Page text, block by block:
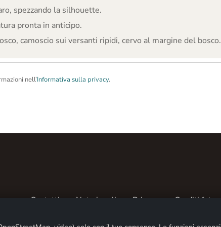
spezzando la silhouette.
pronta in anticipo.
camoscio sui versanti ripidi, cervo al margine del bosco.
nell’Informativa sulla privacy.
Contatti Note legali Privacy Crediti
© 2026 ALPENTREFF · POWERED BY MIKO24 - IT SERVICE